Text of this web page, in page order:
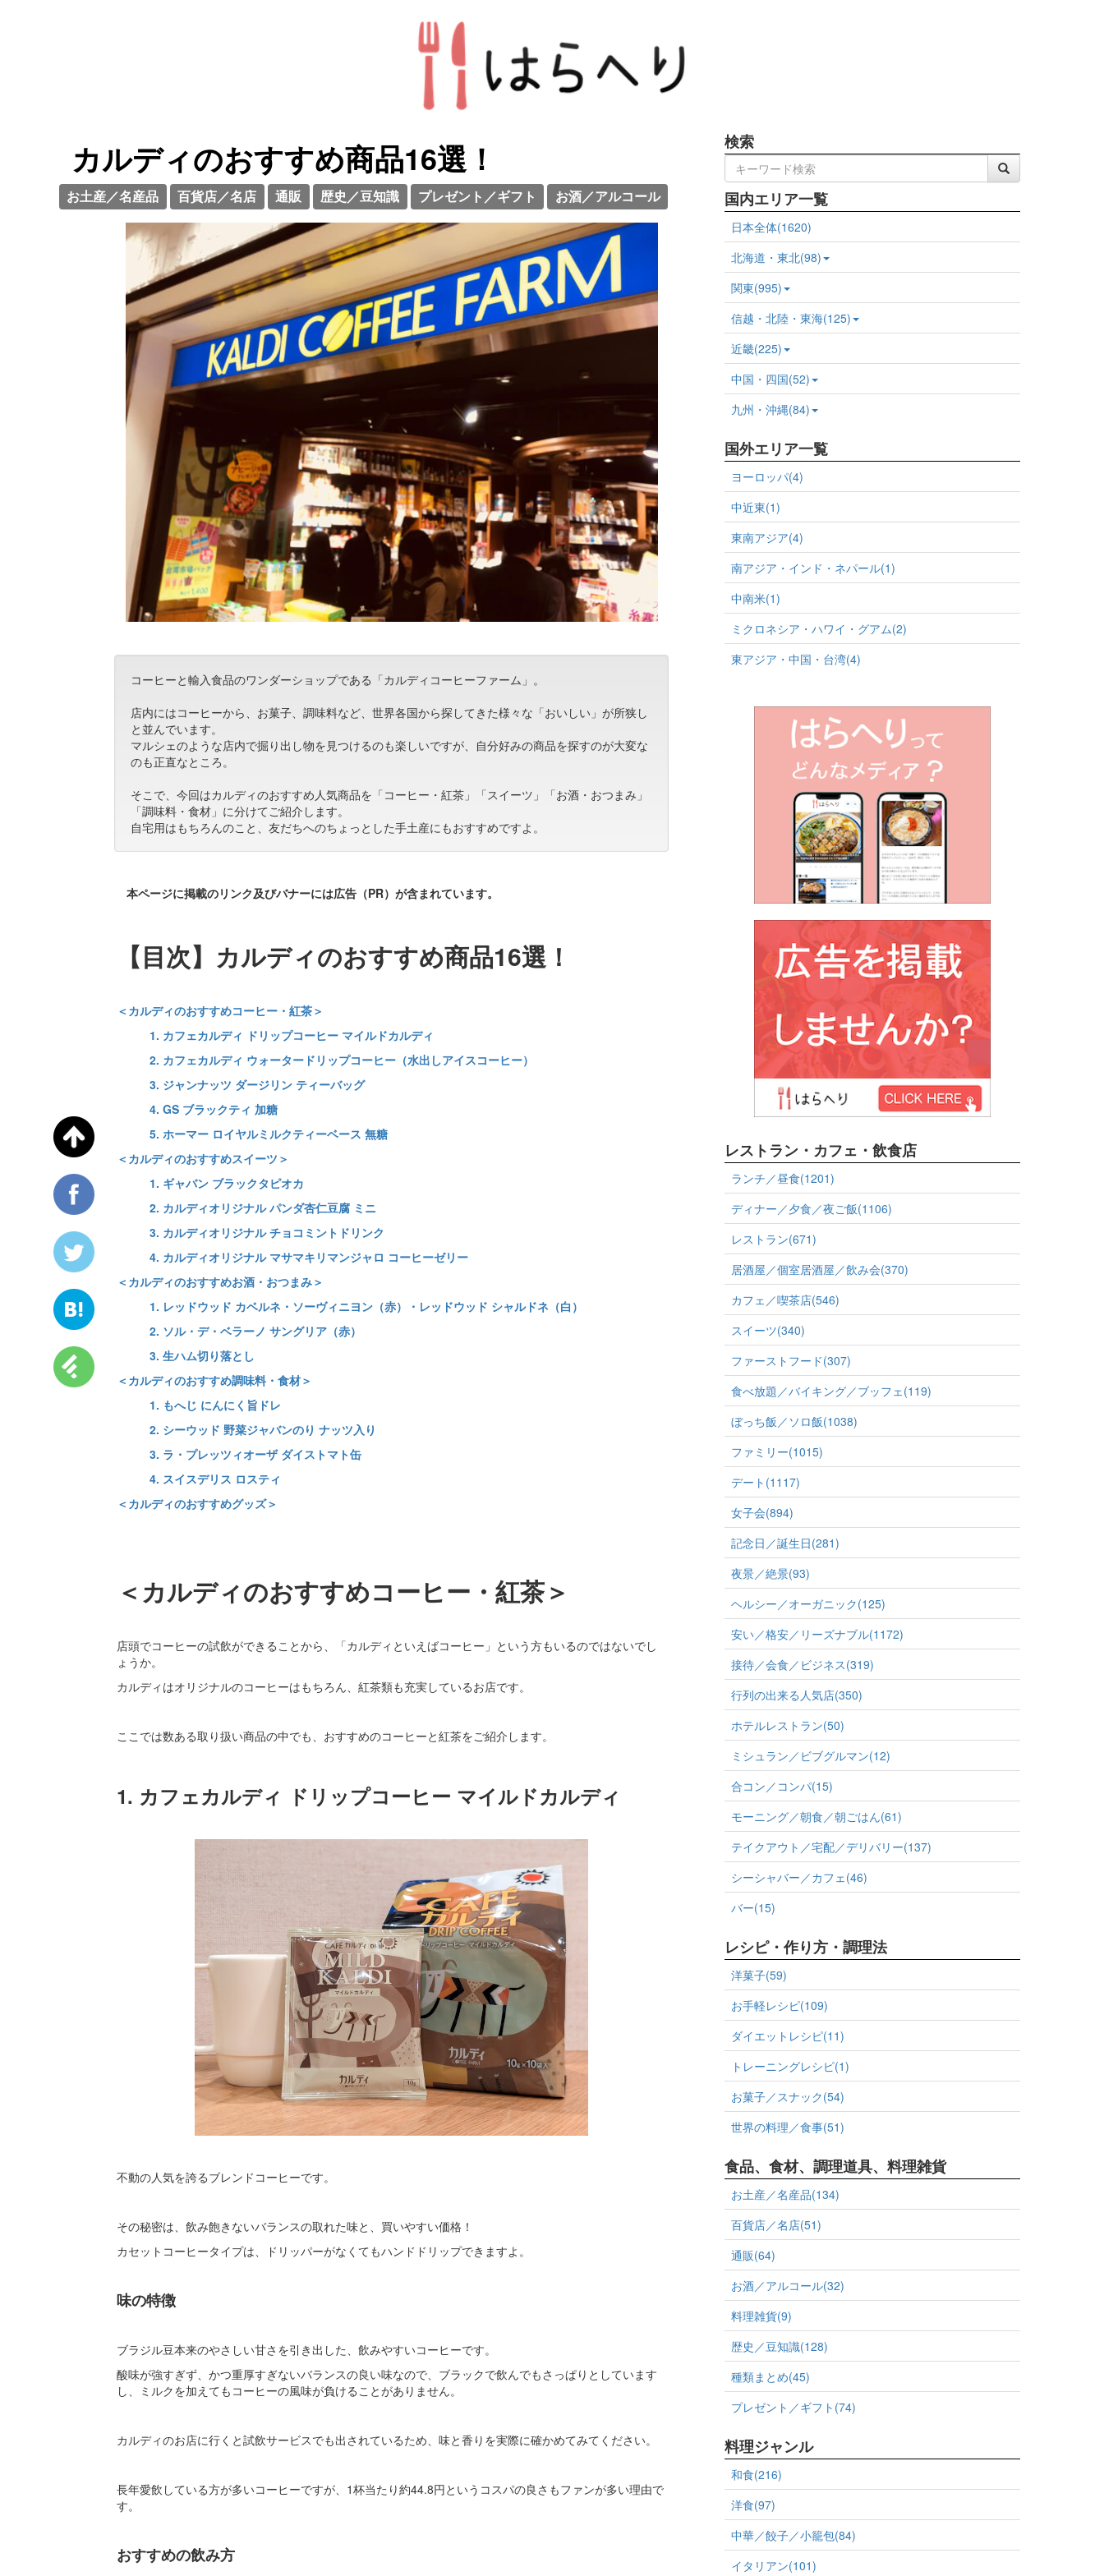
カルディのおすすめ商品16選！
お土産／名産品 百貨店／名店 通販 歴史／豆知識 プレゼント／ギフト お酒／アルコール
コーヒーと輸入食品のワンダーショップである「カルディコーヒーファーム」。
店内にはコーヒーから、お菓子、調味料など、世界各国から探してきた様々な「おいしい」が所狭し
と並んでいます。
マルシェのような店内で掘り出し物を見つけるのも楽しいですが、自分好みの商品を探すのが大変な
のも正直なところ。
そこで、今回はカルディのおすすめ人気商品を「コーヒー・紅茶」「スイーツ」「お酒・おつまみ」
「調味料・食材」に分けてご紹介します。
自宅用はもちろんのこと、友だちへのちょっとした手土産にもおすすめですよ。
本ページに掲載のリンク及びバナーには広告（PR）が含まれています。
【目次】カルディのおすすめ商品16選！
＜カルディのおすすめコーヒー・紅茶＞
1. カフェカルディ ドリップコーヒー マイルドカルディ
2. カフェカルディ ウォータードリップコーヒー（水出しアイスコーヒー）
3. ジャンナッツ ダージリン ティーバッグ
4. GS ブラックティ 加糖
5. ホーマー ロイヤルミルクティーベース 無糖
＜カルディのおすすめスイーツ＞
1. ギャバン ブラックタピオカ
2. カルディオリジナル パンダ杏仁豆腐 ミニ
3. カルディオリジナル チョコミントドリンク
4. カルディオリジナル マサマキリマンジャロ コーヒーゼリー
＜カルディのおすすめお酒・おつまみ＞
1. レッドウッド カベルネ・ソーヴィニヨン（赤）・レッドウッド シャルドネ（白）
2. ソル・デ・ベラーノ サングリア（赤）
3. 生ハム切り落とし
＜カルディのおすすめ調味料・食材＞
1. もへじ にんにく旨ドレ
2. シーウッド 野菜ジャバンのり ナッツ入り
3. ラ・プレッツィオーザ ダイストマト缶
4. スイスデリス ロスティ
＜カルディのおすすめグッズ＞
＜カルディのおすすめコーヒー・紅茶＞
店頭でコーヒーの試飲ができることから、「カルディといえばコーヒー」という方もいるのではないでし
ょうか。
カルディはオリジナルのコーヒーはもちろん、紅茶類も充実しているお店です。
ここでは数ある取り扱い商品の中でも、おすすめのコーヒーと紅茶をご紹介します。
1. カフェカルディ ドリップコーヒー マイルドカルディ
不動の人気を誇るブレンドコーヒーです。
その秘密は、飲み飽きないバランスの取れた味と、買いやすい価格！
カセットコーヒータイプは、ドリッパーがなくてもハンドドリップできますよ。
味の特徴
ブラジル豆本来のやさしい甘さを引き出した、飲みやすいコーヒーです。
酸味が強すぎず、かつ重厚すぎないバランスの良い味なので、ブラックで飲んでもさっぱりとしています
し、ミルクを加えてもコーヒーの風味が負けることがありません。
カルディのお店に行くと試飲サービスでも出されているため、味と香りを実際に確かめてみてください。
長年愛飲している方が多いコーヒーですが、1杯当たり約44.8円というコスパの良さもファンが多い理由で
す。
おすすめの飲み方
検索
国内エリア一覧
日本全体(1620)
北海道・東北(98)
関東(995)
信越・北陸・東海(125)
近畿(225)
中国・四国(52)
九州・沖縄(84)
国外エリア一覧
ヨーロッパ(4)
中近東(1)
東南アジア(4)
南アジア・インド・ネパール(1)
中南米(1)
ミクロネシア・ハワイ・グアム(2)
東アジア・中国・台湾(4)
レストラン・カフェ・飲食店
ランチ／昼食(1201)
ディナー／夕食／夜ご飯(1106)
レストラン(671)
居酒屋／個室居酒屋／飲み会(370)
カフェ／喫茶店(546)
スイーツ(340)
ファーストフード(307)
食べ放題／バイキング／ブッフェ(119)
ぼっち飯／ソロ飯(1038)
ファミリー(1015)
デート(1117)
女子会(894)
記念日／誕生日(281)
夜景／絶景(93)
ヘルシー／オーガニック(125)
安い／格安／リーズナブル(1172)
接待／会食／ビジネス(319)
行列の出来る人気店(350)
ホテルレストラン(50)
ミシュラン／ビブグルマン(12)
合コン／コンパ(15)
モーニング／朝食／朝ごはん(61)
テイクアウト／宅配／デリバリー(137)
シーシャバー／カフェ(46)
バー(15)
レシピ・作り方・調理法
洋菓子(59)
お手軽レシピ(109)
ダイエットレシピ(11)
トレーニングレシピ(1)
お菓子／スナック(54)
世界の料理／食事(51)
食品、食材、調理道具、料理雑貨
お土産／名産品(134)
百貨店／名店(51)
通販(64)
お酒／アルコール(32)
料理雑貨(9)
歴史／豆知識(128)
種類まとめ(45)
プレゼント／ギフト(74)
料理ジャンル
和食(216)
洋食(97)
中華／餃子／小籠包(84)
イタリアン(101)